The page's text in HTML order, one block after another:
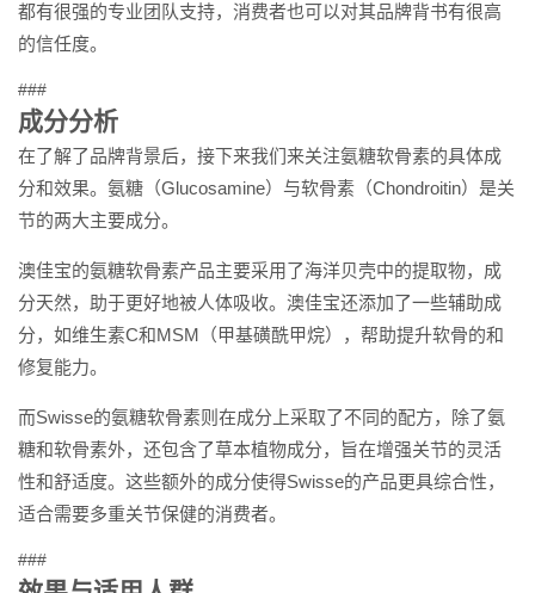
都有很强的专业团队支持，消费者也可以对其品牌背书有很高
的信任度。
###
成分分析
在了解了品牌背景后，接下来我们来关注氨糖软骨素的具体成
分和效果。氨糖（Glucosamine）与软骨素（Chondroitin）是关
节的两大主要成分。
澳佳宝的氨糖软骨素产品主要采用了海洋贝壳中的提取物，成
分天然，助于更好地被人体吸收。澳佳宝还添加了一些辅助成
分，如维生素C和MSM（甲基磺酰甲烷），帮助提升软骨的和
修复能力。
而Swisse的氨糖软骨素则在成分上采取了不同的配方，除了氨
糖和软骨素外，还包含了草本植物成分，旨在增强关节的灵活
性和舒适度。这些额外的成分使得Swisse的产品更具综合性，
适合需要多重关节保健的消费者。
###